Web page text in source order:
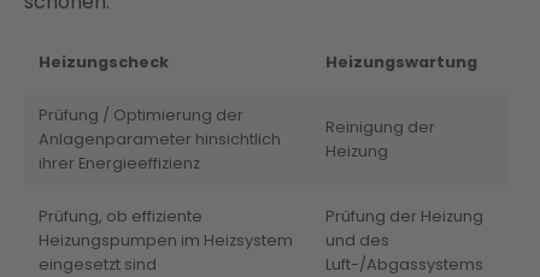
Heizungscheck Heizungswartung
Prüfung / Optimierung der
Anlagenparameter hinsichtlich
ihrer Energieeffizienz
Reinigung der
Heizung
Prüfung, ob effiziente
Heizungspumpen im Heizsystem
eingesetzt sind
Prüfung der Heizung
und des
Luft-/Abgassystems